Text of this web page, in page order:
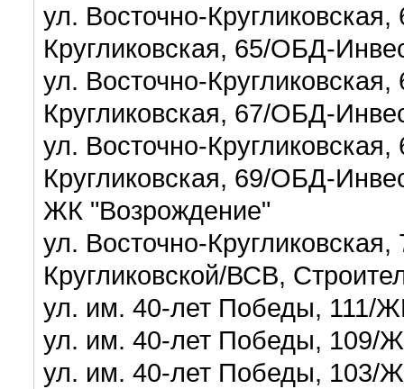
ул. Восточно-
Кругликовская, 65/ОБД-
ул. Восточно-
Кругликовская, 67/ОБД-
ул. Восточно-
Кругликовская, 69/ОБД-
ЖК "Возрождение"
ул. Восточно-
Кругликовской/
ул. им. 40-лет Победы, 111/
ул. им. 40-лет Победы, 109/
ул. им. 40-лет Победы, 103/